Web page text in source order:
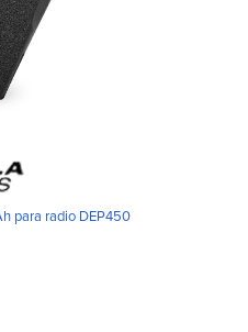
para radio DEP450